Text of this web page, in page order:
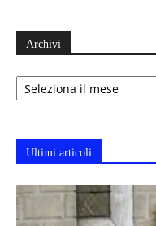
Archivi
Archivi
Ultimi articoli